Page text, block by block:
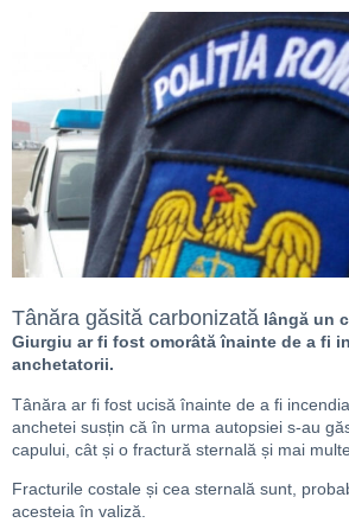
Tânăra găsită carbonizată lângă un
Giurgiu ar fi fost omorâtă înainte de a fi
anchetatorii.
Tânăra ar fi fost ucisă înainte de a fi
anchetei susțin că în urma autopsiei s-au
capului, cât și o fractură sternală și mai
Fracturile costale și cea sternală sunt,
acesteia în valiză.